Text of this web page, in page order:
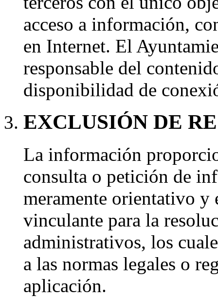
acceso a información,
en Internet. El
responsable del
disponibilidad de
EXCLUSIÓN DE
La información
consulta o petición de
meramente orientativo y
vinculante para la
administrativos, los
a las normas legales o
aplicación.